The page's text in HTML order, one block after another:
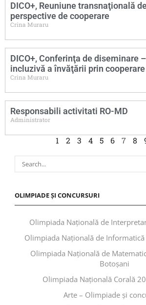
DICO+, Reuniune transnaţională
perspective de cooperare
Crina Muraru
DICO+, Conferinţa de diseminare
incluzivă a învăţării prin cooperare
Crina Muraru
Responsabili activitati RO-MD
Administrator
1 2 3 4 5 6 7 8
OLIMPIADE ȘI CONCURSURI
Olimpiada Națională de
Olimpiada Națională de Informatică
Olimpiada Națională de
Botoșani
Olimpiada Națională Corală
Arte – Olimpiade și